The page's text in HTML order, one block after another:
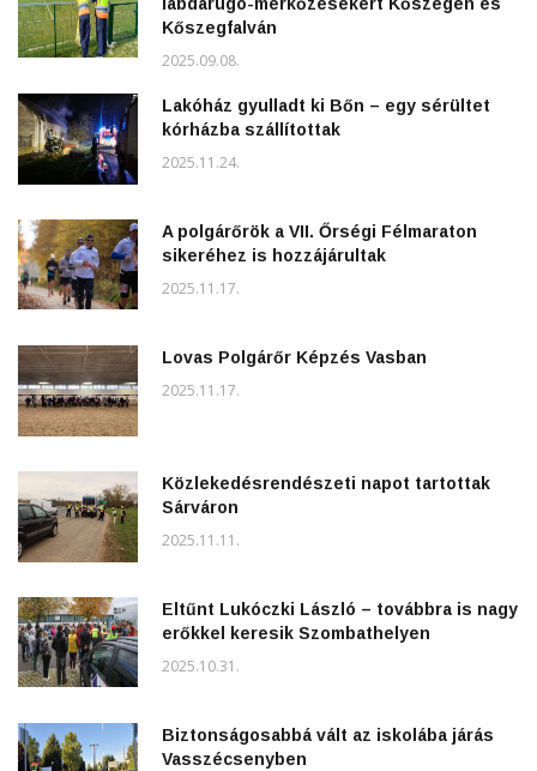
labdarúgó-mérkőzésekért Kőszegen és
Kőszegfalván
2025.09.08.
Lakóház gyulladt ki Bőn – egy sérültet
kórházba szállítottak
2025.11.24.
A polgárőrök a VII. Őrségi Félmaraton
sikeréhez is hozzájárultak
2025.11.17.
Lovas Polgárőr Képzés Vasban
2025.11.17.
Közlekedésrendészeti napot tartottak
Sárváron
2025.11.11.
Eltűnt Lukóczki László – továbbra is nagy
erőkkel keresik Szombathelyen
2025.10.31.
Biztonságosabbá vált az iskolába járás
Vasszécsenyben